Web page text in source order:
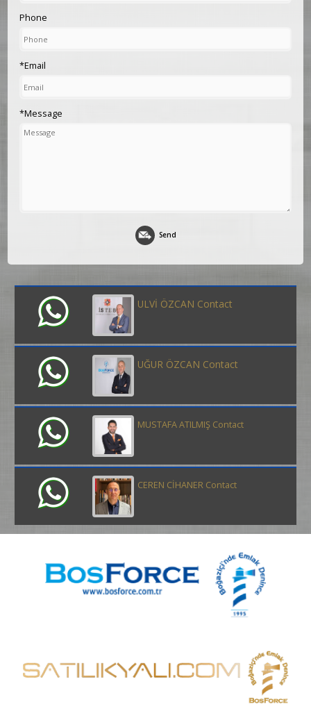
Phone
*Email
*Message
Send
ULVİ ÖZCAN Contact
UĞUR ÖZCAN Contact
MUSTAFA ATILMIŞ Contact
CEREN CİHANER Contact